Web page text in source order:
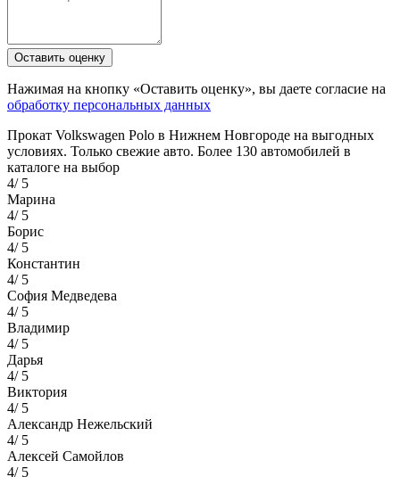
Оставить оценку
Нажимая на кнопку «Оставить оценку», вы даете согласие на
обработку персональных данных
Прокат Volkswagen Polo в Нижнем Новгороде на выгодных
условиях. Только свежие авто. Более 130 автомобилей в
каталоге на выбор
4/ 5
Марина
4/ 5
Борис
4/ 5
Константин
4/ 5
София Медведева
4/ 5
Владимир
4/ 5
Дарья
4/ 5
Виктория
4/ 5
Александр Нежельский
4/ 5
Алексей Самойлов
4/ 5